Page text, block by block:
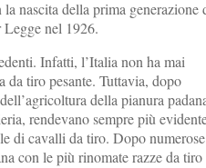
nascita della prima generazione
nel 1926.
Infatti, l’Italia non ha mai
da tiro pesante. Tuttavia, dopo
della pianura
rendevano sempre più
di cavalli da tiro. Dopo numerose
con le più rinomate razze da tiro